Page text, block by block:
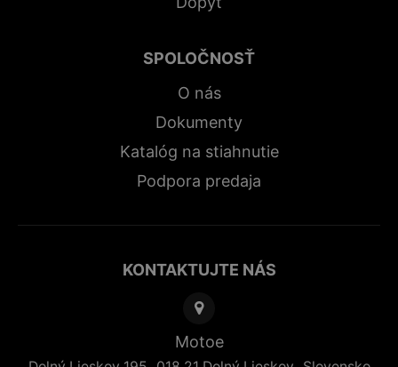
SPOLOČNOSŤ
O nás
Dokumenty
Katalóg na stiahnutie
Podpora predaja
KONTAKTUJTE NÁS
Motoe